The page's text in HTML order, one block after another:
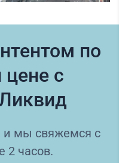
по
цене с
и мы свяжемся с
2 часов.